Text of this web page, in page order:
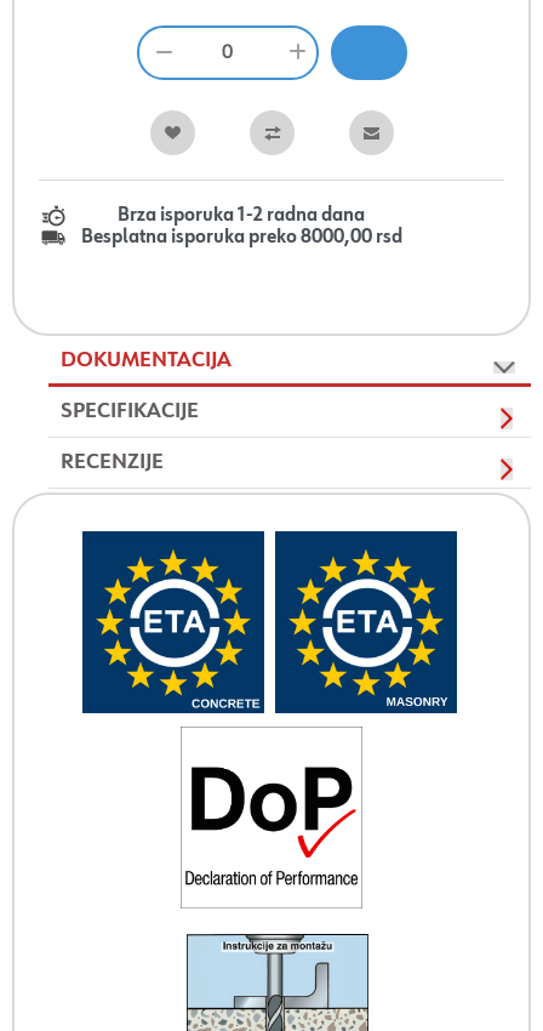
Brza isporuka 1-2 radna dana
Besplatna isporuka preko 8000,00 rsd
DOKUMENTACIJA
SPECIFIKACIJE
RECENZIJE